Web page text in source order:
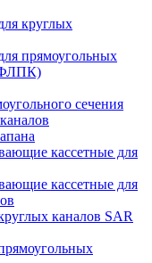
круглых
прямоугольных
ФЛПК)
сечения
кассетные для
кассетные для
каналов SAR